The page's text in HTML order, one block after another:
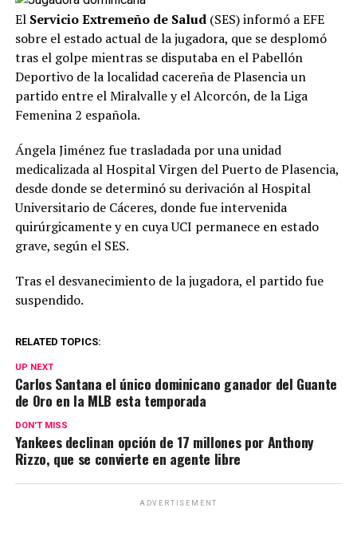
El Servicio Extremeño de Salud(SES) informó a EFE
sobre el estado actual de la jugadora, que se desplomó
tras el golpe mientras se disputaba en el Pabellón
Deportivo de la localidad cacereña de Plasencia un
partido entre el Miralvalle y el Alcorcón, de la Liga
Femenina 2 española.
Ángela Jiménez fue trasladada por una unidad
medicalizada al Hospital Virgen del Puerto de Plasencia,
desde donde se determinó su derivación al Hospital
Universitario de Cáceres, donde fue intervenida
quirúrgicamente y en cuya UCI permanece en estado
grave, según el SES.
Tras el desvanecimiento de la jugadora, el partido fue
suspendido.
RELATED TOPICS:
UP NEXT
Carlos Santana el único dominicano ganador del Guante
de Oro en la MLB esta temporada
DON'T MISS
Yankees declinan opción de 17 millones por Anthony
Rizzo, que se convierte en agente libre
ADVERTISEMENT